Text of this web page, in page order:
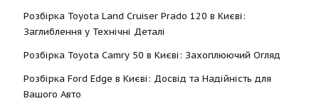
Розбірка Toyota Land Cruiser Prado 120 в Києві:
Заглиблення у Технічні Деталі
Розбірка Toyota Camry 50 в Києві: Захоплюючий Огляд
Розбірка Ford Edge в Києві: Досвід та Надійність для
Вашого Авто